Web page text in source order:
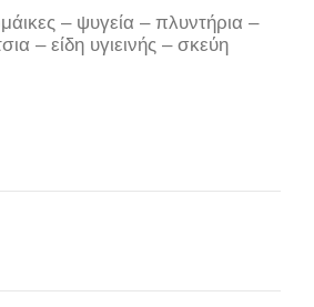
– ψυγεία – πλυντήρια –
– είδη υγιεινής – σκεύη